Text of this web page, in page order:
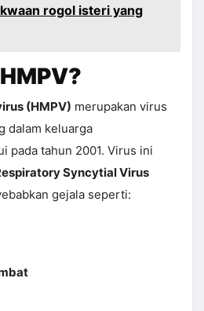
rogol isteri yang
(HMPV) merupakan virus
dalam keluarga
pada tahun 2001. Virus ini
Syncytial Virus
gejala seperti: